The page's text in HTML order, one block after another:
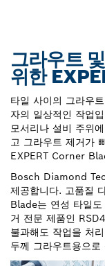
그라우트
위한
타일 사이의 그라우
자의 일상적인 작업
모서리나 설비 주위
고 그라우트 제거가
EXPERT Corner
Bosch Diamond
제공합니다. 고품질
Blade는 연성 타일
거 전문 제품인
불과해도 작업을 처
두께 그라우트용으로